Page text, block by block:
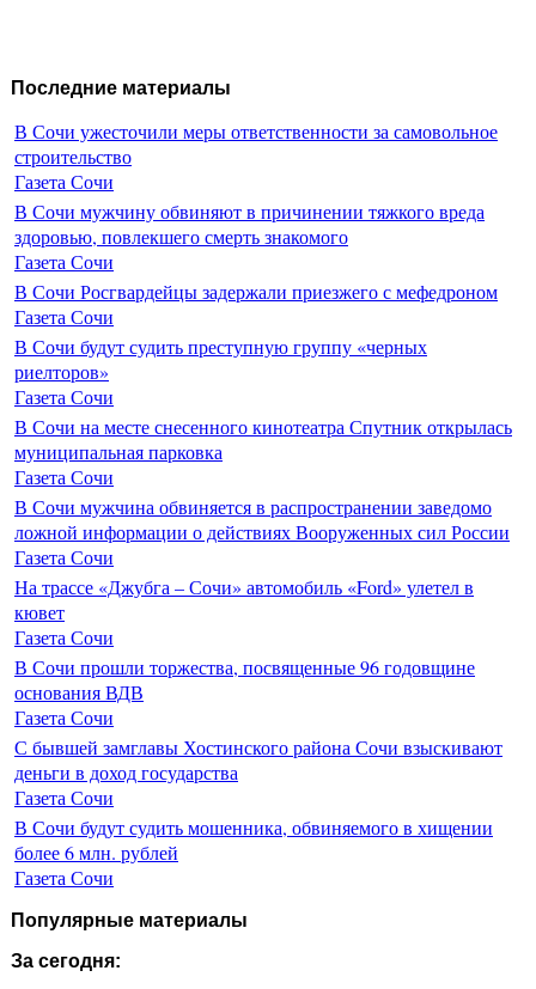
Последние материалы
В Сочи ужесточили меры ответственности за самовольное
строительство
Газета Сочи
В Сочи мужчину обвиняют в причинении тяжкого вреда
здоровью, повлекшего смерть знакомого
Газета Сочи
В Сочи Росгвардейцы задержали приезжего с мефедроном
Газета Сочи
В Сочи будут судить преступную группу «черных
риелторов»
Газета Сочи
В Сочи на месте снесенного кинотеатра Спутник открылась
муниципальная парковка
Газета Сочи
В Сочи мужчина обвиняется в распространении заведомо
ложной информации о действиях Вооруженных сил России
Газета Сочи
На трассе «Джубга – Сочи» автомобиль «Ford» улетел в
кювет
Газета Сочи
В Сочи прошли торжества, посвященные 96 годовщине
основания ВДВ
Газета Сочи
С бывшей замглавы Хостинского района Сочи взыскивают
деньги в доход государства
Газета Сочи
В Сочи будут судить мошенника, обвиняемого в хищении
более 6 млн. рублей
Газета Сочи
Популярные материалы
За сегодня: